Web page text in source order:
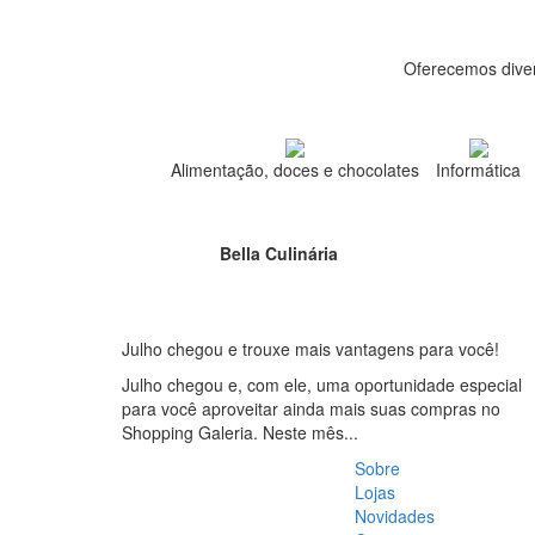
Oferecemos
Alimentação, doces e chocolates Informática
Bella Culinária
Julho chegou e trouxe mais vantagens para você!
Julho chegou e, com ele, uma oportunidade especial
para você aproveitar ainda mais suas compras no
Shopping Galeria. Neste mês...
Sobre
Lojas
Novidades